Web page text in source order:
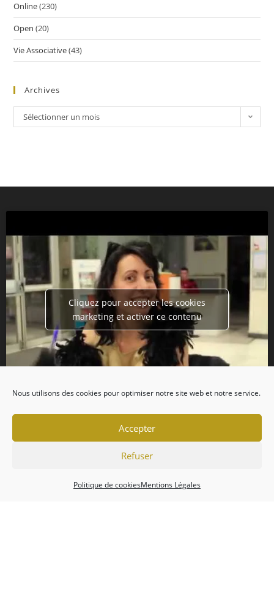
Nous utilisons des cookies pour optimiser notre site web et notre service.
Accepter
Refuser
Politique de cookiesMentions Légales
Online(230)
Open (20)
Vie Associative(43)
Archives
Sélectionner un mois
Cliquez pour accepter les cookies
marketing et activer ce contenu